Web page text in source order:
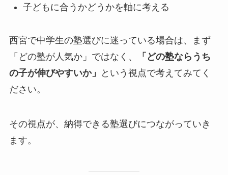
子どもに合うかどうかを軸に考える
西宮で中学生の塾選びに迷っている場合は、まず
「どの塾が人気か」ではなく、
「どの塾ならうち
の子が伸びやすいか」
という視点で考えてみてく
ださい。
その視点が、納得できる塾選びにつながっていき
ます。